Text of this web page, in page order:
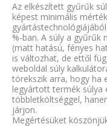
Az elkészített gyűrűk
képest minimális
%-ban. A súly a gyűrűk
(matt hatású, fényes
is változhat, de ettől
weboldal súly
törekszik arra, hogy ha
legyártott termék súlya
többletköltséggel,
járjon.
Megértésüket